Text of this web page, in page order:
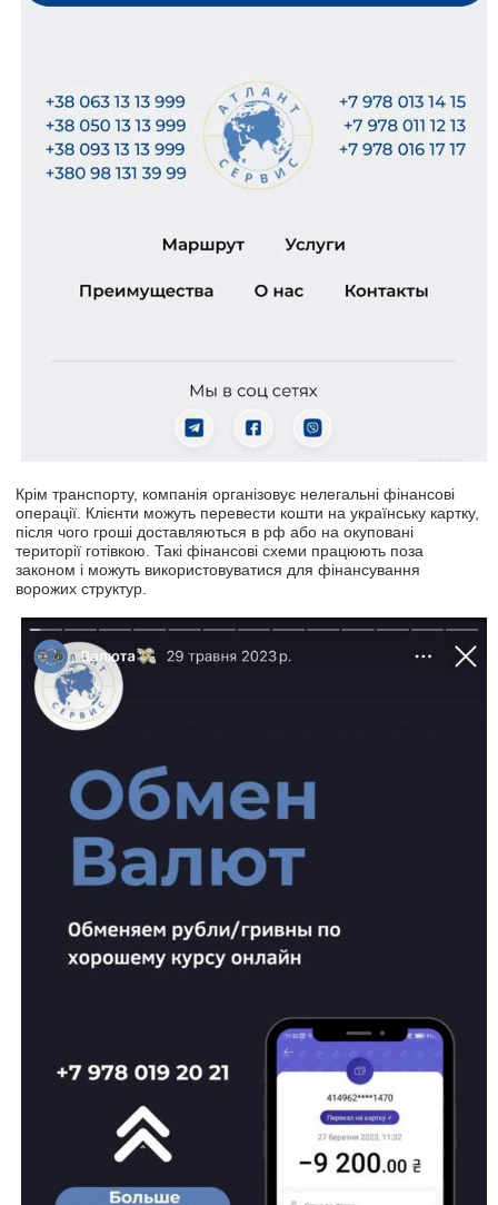
Крім транспорту, компанія організовує нелегальні фінансові
операції. Клієнти можуть перевести кошти на українську картку,
після чого гроші доставляються в рф або на окуповані
території готівкою. Такі фінансові схеми працюють поза
законом і можуть використовуватися для фінансування
ворожих структур.